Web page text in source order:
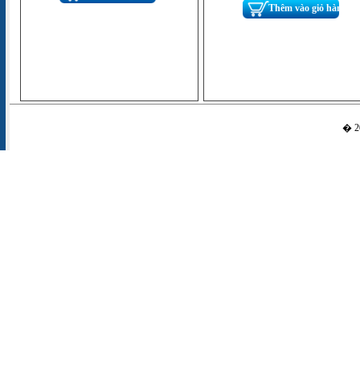
Thêm vào giỏ hàng
�